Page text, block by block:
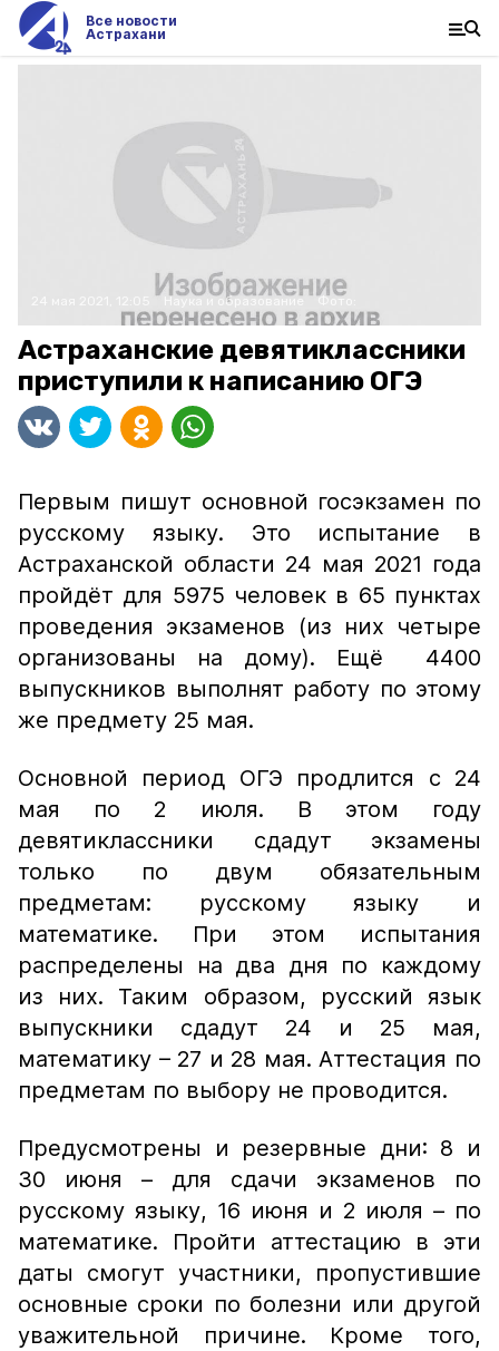
Все новости
Астрахани
Наука и образование Фото:
Астраханские девятиклассники
приступили к написанию ОГЭ
Первым пишут основной госэкзамен по
русскому языку. Это испытание в
Астраханской области 24 мая 2021 года
пройдёт для 5975 человек в 65 пунктах
проведения экзаменов (из них четыре
организованы на дому). Ещё 4400
выпускников выполнят работу по этому
же предмету 25 мая.
Основной период ОГЭ продлится с 24
мая по 2 июля. В этом году
девятиклассники сдадут экзамены
только по двум обязательным
предметам: русскому языку и
математике. При этом испытания
распределены на два дня по каждому
из них. Таким образом, русский язык
выпускники сдадут 24 и 25 мая,
математику – 27 и 28 мая. Аттестация по
предметам по выбору не проводится.
Предусмотрены и резервные дни: 8 и
30 июня – для сдачи экзаменов по
русскому языку, 16 июня и 2 июля – по
математике. Пройти аттестацию в эти
даты смогут участники, пропустившие
основные сроки по болезни или другой
уважительной причине. Кроме того,